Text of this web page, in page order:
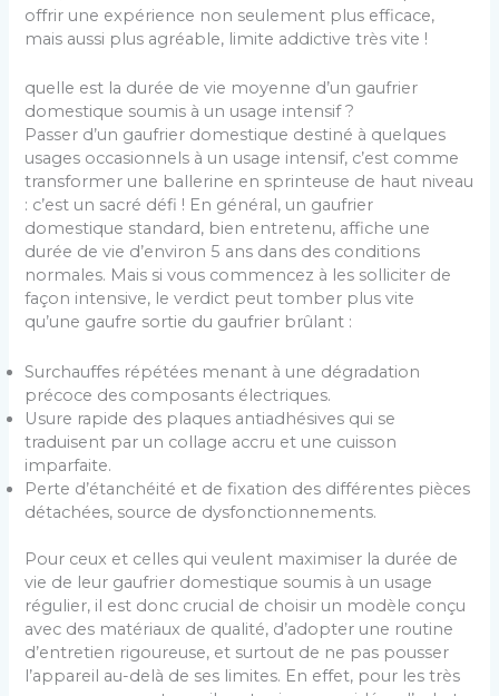
offrir une expérience non seulement plus efficace,
mais aussi plus agréable, limite addictive très vite !
quelle est la durée de vie moyenne d’un gaufrier
domestique soumis à un usage intensif ?
Passer d’un gaufrier domestique destiné à quelques
usages occasionnels à un usage intensif, c’est comme
transformer une ballerine en sprinteuse de haut niveau
: c’est un sacré défi ! En général, un gaufrier
domestique standard, bien entretenu, affiche une
durée de vie d’environ 5 ans dans des conditions
normales. Mais si vous commencez à les solliciter de
façon intensive, le verdict peut tomber plus vite
qu’une gaufre sortie du gaufrier brûlant :
Surchauffes répétées menant à une dégradation
précoce des composants électriques.
Usure rapide des plaques antiadhésives qui se
traduisent par un collage accru et une cuisson
imparfaite.
Perte d’étanchéité et de fixation des différentes pièces
détachées, source de dysfonctionnements.
Pour ceux et celles qui veulent maximiser la durée de
vie de leur gaufrier domestique soumis à un usage
régulier, il est donc crucial de choisir un modèle conçu
avec des matériaux de qualité, d’adopter une routine
d’entretien rigoureuse, et surtout de ne pas pousser
l’appareil au-delà de ses limites. En effet, pour les très